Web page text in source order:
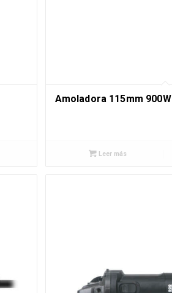
Amoladora 115mm
Leer más